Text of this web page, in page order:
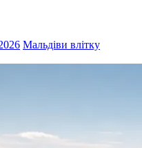
Мальдіви влітку